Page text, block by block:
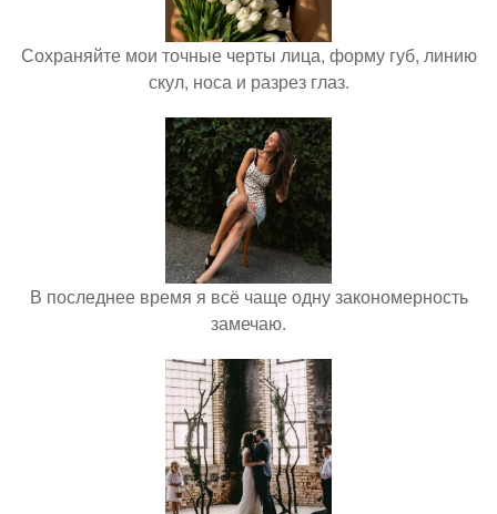
Сохраняйте мои точные черты лица, форму губ, линию
скул, носа и разрез глаз.
В последнее время я всё чаще одну закономерность
замечаю.